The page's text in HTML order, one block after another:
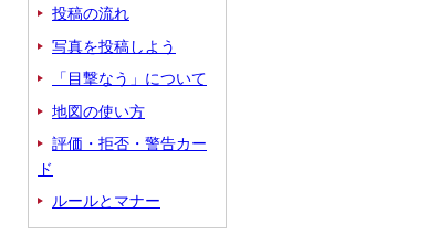
投稿の流れ
写真を投稿しよう
「目撃なう」について
地図の使い方
評価・拒否・警告カー
ド
ルールとマナー